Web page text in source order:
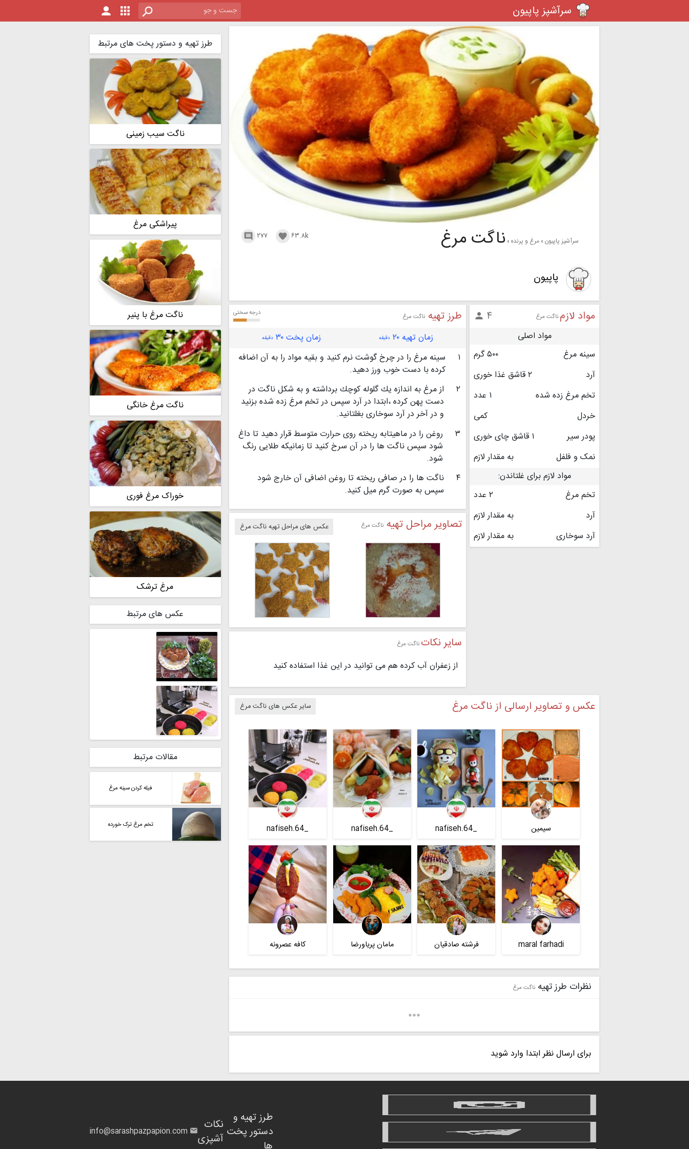
سرآشپز پاپیون
سرآشپز پاپیون مرغ و پرنده ناگت مرغ ۲۷۷  ۶۳.۸k 
پاپیون
مواد لازم ناگت مرغ ۴ 
مواد اصلی
سینه مرغ
۵۰۰ گرم
آرد
۲ قاشق غذا خوری
تخم مرغ زده شده
۱ عدد
خردل
کمی
پودر سیر
۱ قاشق چای خوری
نمک و فلفل
به مقدار لازم
مواد لازم برای غلتاندن:
تخم مرغ
۲ عدد
آرد
به مقدار لازم
آرد سوخاری
به مقدار لازم
طرز تهیه ناگت مرغ درجه سختی
زمان تهیه ۲۰ دقیقه زمان پخت ۳۰ دقیقه
۱
سینه مرغ را در چرخ گوشت نرم كنید و بقیه مواد را به آن اضافه
كرده با دست خوب ورز دهید.
۲
از مرغ به اندازه یك گلوله كوچك برداشته و به شكل ناگت در
دست پهن كرده ،ابتدا در آرد سپس در تخم مرغ زده شده بزنید
و در آخر در آرد سوخاری بغلتانید.
۳
روغن را در ماهیتابه ریخته روی حرارت متوسط قرار دهید تا داغ
شود سپس ناگت ها را در آن سرخ كنید تا زمانیكه طلایی رنگ
شود.
۴
ناگت ها را در صافی ریخته تا روغن اضافی آن خارج شود
سپس به صورت گرم میل كنید.
تصاویر مراحل تهیه ناگت مرغ عکس های مراحل تهیه ناگت مرغ
سایر نکات ناگت مرغ
از زعفران آب کرده هم می توانید در این غذا استفاده کنید
عکس و تصاویر ارسالی از ناگت مرغ سایر عکس های ناگت مرغ
سیمین _nafiseh.64
_nafiseh.64
_nafiseh.64
maral farhadi فرشته صادقیان مامان پریاورضا کافه عصرونه
نظرات طرز تهیه ناگت مرغ
برای ارسال نظر ابتدا وارد شوید
طرز تهیه و دستور پخت های مرتبط
ناگت سیب زمینی
پیراشکی مرغ
ناگت مرغ با پنیر
ناگت مرغ خانگی
خوراک مرغ فوری
مرغ ترشک
عکس های مرتبط
مقالات مرتبط
فیله کردن سینه مرغ
تخم مرغ ترک خورده
طرز تهیه و
دستور پخت نکات
آشپزی
info@sarashpazpapion.com